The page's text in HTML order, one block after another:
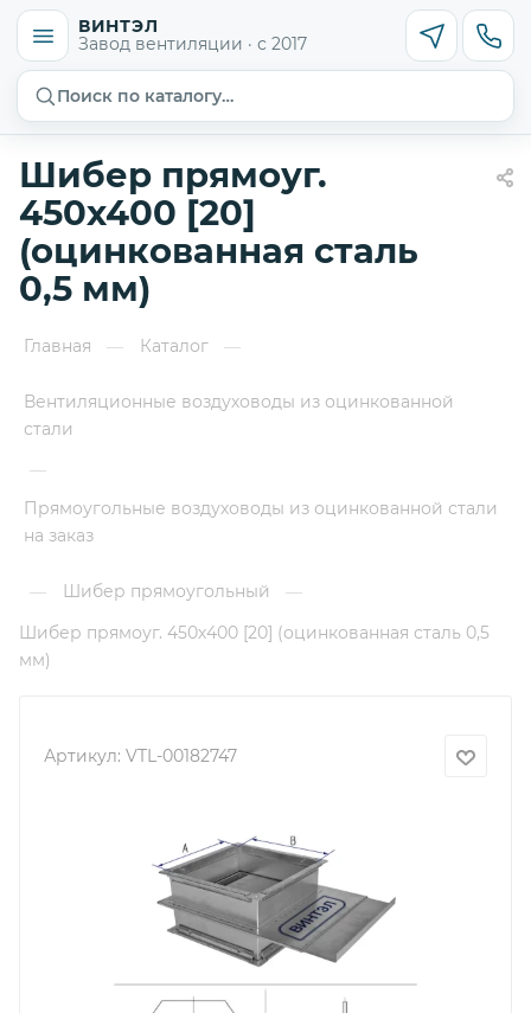
ВИНТЭЛ
Завод вентиляции · с 2017
Поиск по каталогу…
Шибер прямоуг.
450х400 [20]
(оцинкованная сталь
0,5 мм)
Главная — Каталог —
Вентиляционные воздуховоды из оцинкованной
стали
—
Прямоугольные воздуховоды из оцинкованной стали
на заказ
— Шибер прямоугольный
—
Шибер прямоуг. 450х400 [20] (оцинкованная сталь 0,5
мм)
Артикул: VTL-00182747